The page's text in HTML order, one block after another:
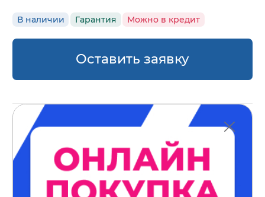
В наличии Гарантия Можно в кредит
Оставить заявку